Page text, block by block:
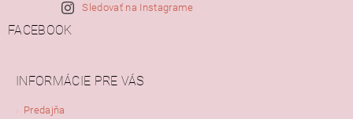
Sledovať na Instagrame
FACEBOOK
INFORMÁCIE PRE VÁS
Predajňa